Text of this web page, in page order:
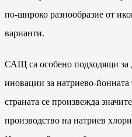
по-широко разнообразие от
варианти.
САЩ са особено подходящи за
иновации за натриево-йонната
страната се произвежда
производство на натриев